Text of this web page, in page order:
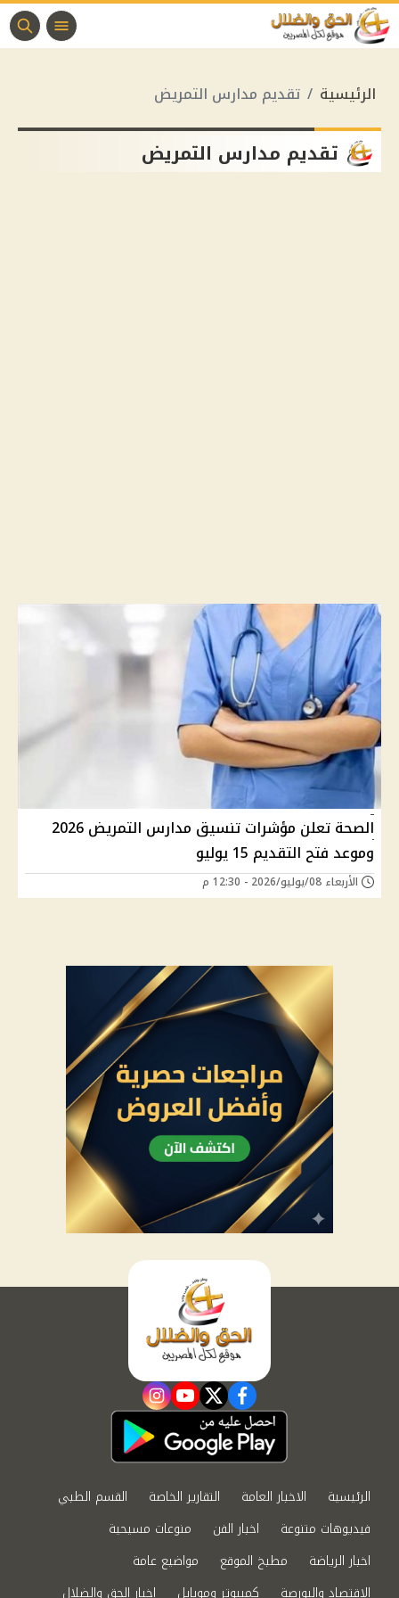
الرئيسية تقديم مدارس التمريض
تقديم مدارس التمريض
الصحة تعلن مؤشرات تنسيق مدارس التمريض 2026
وموعد فتح التقديم 15 يوليو
الأربعاء 08/يوليو/2026 - 12:30 م
facebook
twitter
youtube
instagram
الرئيسية الاخبار العامة التقارير الخاصة
القسم الطبي
فيديوهات متنوعة
اخبار الفن
منوعات مسيحية
اخبار الرياضة
مطبخ الموقع
مواضيع عامة
الاقتصاد والبورصة
كمبيوتر وموبايل اخبار الحق والضلال